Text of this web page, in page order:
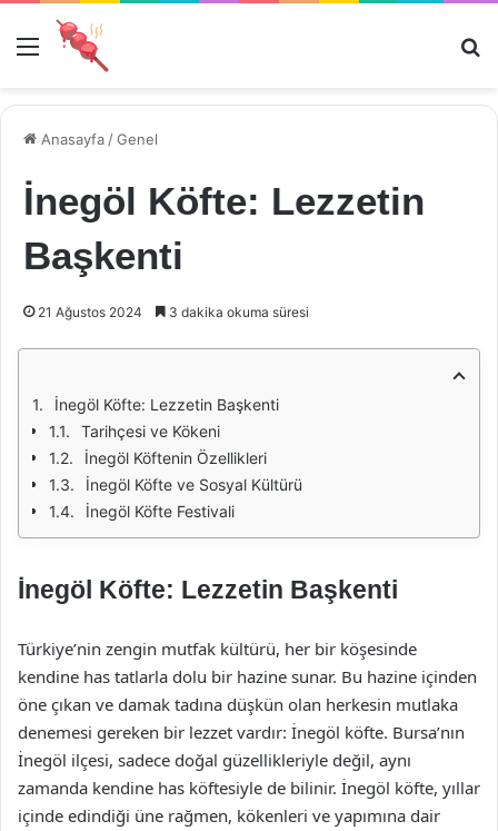
Menü
Anasayfa /Genel
İnegöl Köfte: Lezzetin
Başkenti
21 Ağustos 2024 3 dakika okuma süresi
İnegöl Köfte: Lezzetin Başkenti
Tarihçesi ve Kökeni
İnegöl Köftenin Özellikleri
İnegöl Köfte ve Sosyal Kültürü
İnegöl Köfte Festivali
İnegöl Köfte: Lezzetin Başkenti
Türkiye’nin zengin mutfak kültürü, her bir köşesinde
kendine has tatlarla dolu bir hazine sunar. Bu hazine içinden
öne çıkan ve damak tadına düşkün olan herkesin mutlaka
denemesi gereken bir lezzet vardır: İnegöl köfte. Bursa’nın
İnegöl ilçesi, sadece doğal güzellikleriyle değil, aynı
zamanda kendine has köftesiyle de bilinir. İnegöl köfte, yıllar
içinde edindiği üne rağmen, kökenleri ve yapımına dair